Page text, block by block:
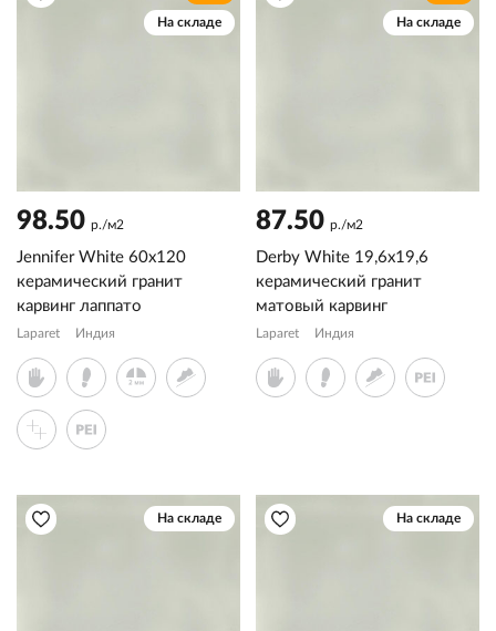
На складе
98.50 р./м2
Jennifer White 60x120
керамический гранит
карвинг лаппато
Laparet Индия
На складе
87.50 р./м2
Derby White 19,6x19,6
керамический гранит
матовый карвинг
Laparet Индия
На складе На складе